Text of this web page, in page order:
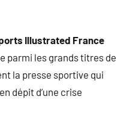
Illustrated France
parmi les grands titres de
la presse sportive qui
dépit d’une crise